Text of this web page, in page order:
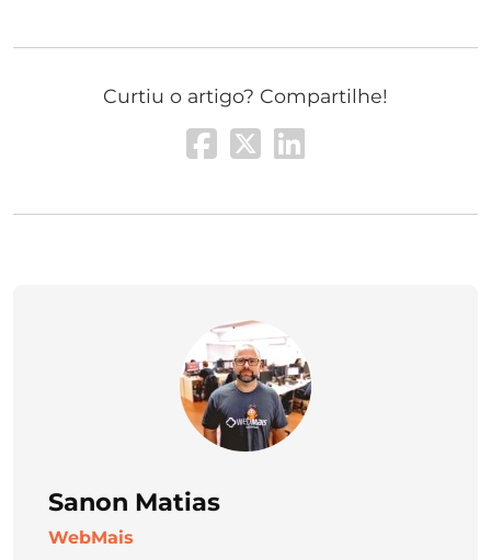
Curtiu o artigo? Compartilhe!
Sanon Matias
WebMais